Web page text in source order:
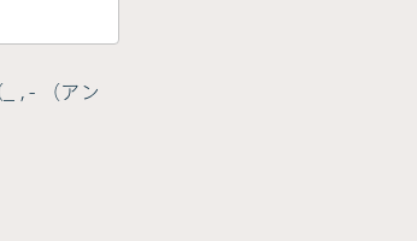
, - （アン